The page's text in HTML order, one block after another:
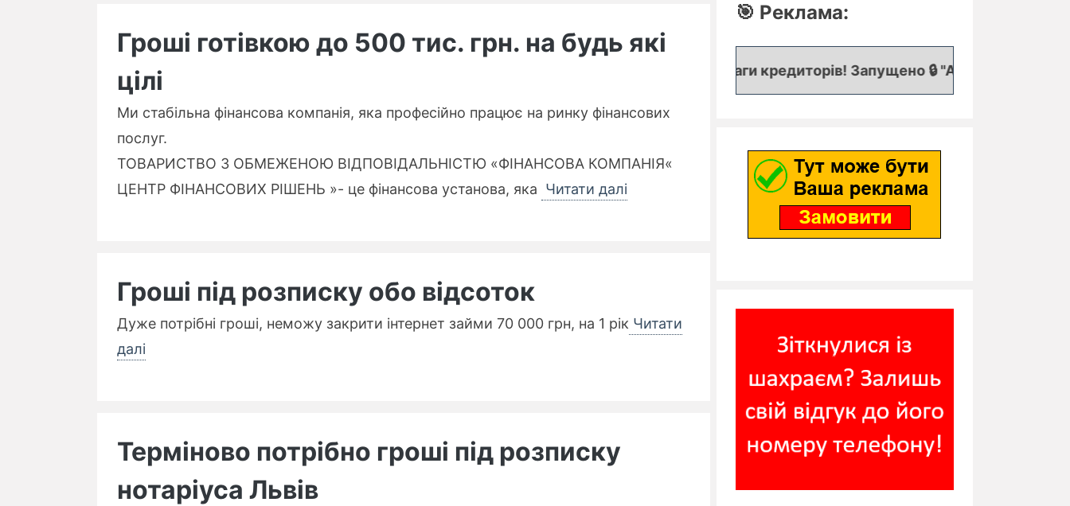
Гроші готівкою до 500 тис. грн. на будь які
цілі
Ми стабільна фінансова компанія, яка професійно працює на ринку фінансових
послуг.
ТОВАРИСТВО З ОБМЕЖЕНОЮ ВІДПОВІДАЛЬНІСТЮ «ФІНАНСОВА КОМПАНІЯ«
ЦЕНТР ФІНАНСОВИХ РІШЕНЬ »- це фінансова установа, яка Читати далі
Гроші під розписку обо відсоток
Дуже потрібні гроші, неможу закрити інтернет займи 70 000 грн, на 1 рік Читати
далі
Терміново потрібно гроші під розписку
нотаріуса Львів
🎯 Реклама:
📌 До уваги кредиторів! Запущено 🔒 "Аукціон кредитних